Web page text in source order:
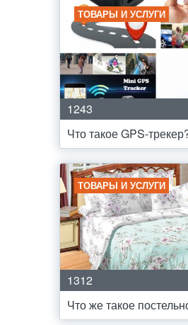
ТОВАРЫ И УСЛУГИ
1243
Что такое GPS-
ТОВАРЫ И УСЛУГИ
1312
Что же такое